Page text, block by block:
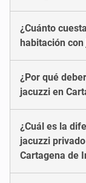
¿Cuánto
habitación
¿Por qué
jacuzzi en
¿Cuál es la
jacuzzi
Cartagena de